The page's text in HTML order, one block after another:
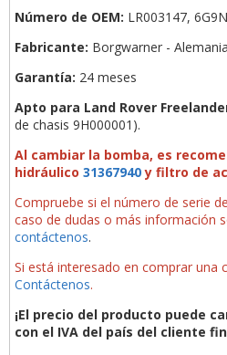
Número de OEM: LR003147,
Fabricante: Borgwarner - Alemania
Garantía: 24 meses
Apto para Land Rover
de chasis 9H000001).
Al cambiar la bomba, es
hidráulico 31367940 y filtro de
Compruebe si el número de serie
caso de dudas o más información
contáctenos.
Si está interesado en comprar una
Contáctenos.
¡El precio del producto puede
con el IVA del país del cliente